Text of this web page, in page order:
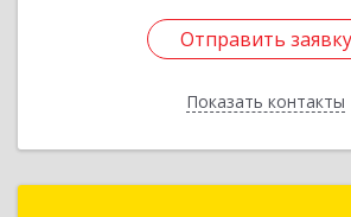
Отправить заявку
Показать контакты
Отправить заявку
Назад